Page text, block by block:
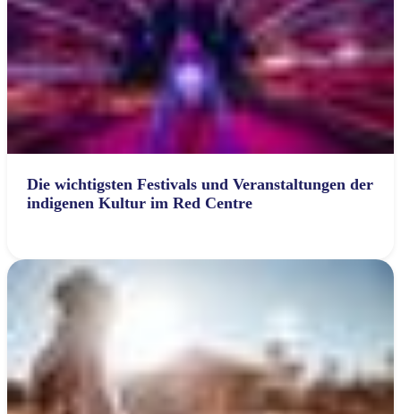
Die wichtigsten Festivals und Veranstaltungen der
indigenen Kultur im Red Centre